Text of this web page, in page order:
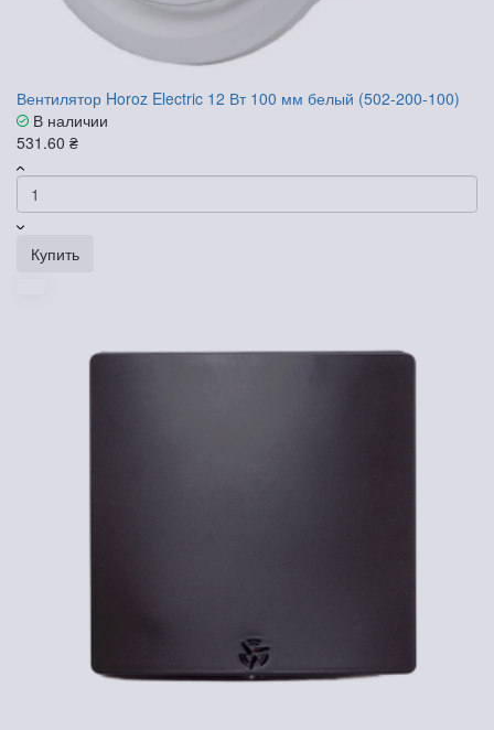
Вентилятор Horoz Electric 12 Вт 100 мм белый (502-200-100)
В наличии
531.60 ₴
Купить